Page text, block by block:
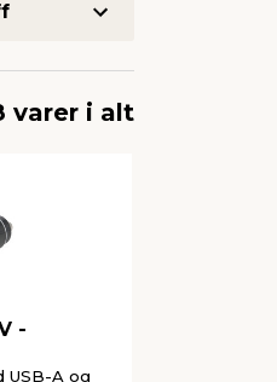
varer i alt
-
USB-A og